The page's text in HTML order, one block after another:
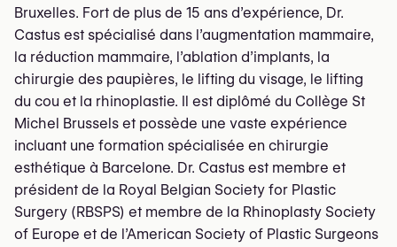
Bruxelles. Fort de plus de 15 ans d’expérience, Dr.
Castus est spécialisé dans l’augmentation mammaire,
la réduction mammaire, l’ablation d’implants, la
chirurgie des paupières, le lifting du visage, le lifting
du cou et la rhinoplastie. Il est diplômé du Collège St
Michel Brussels et possède une vaste expérience
incluant une formation spécialisée en chirurgie
esthétique à Barcelone. Dr. Castus est membre et
président de la Royal Belgian Society for Plastic
Surgery (RBSPS) et membre de la Rhinoplasty Society
of Europe et de l’American Society of Plastic Surgeons